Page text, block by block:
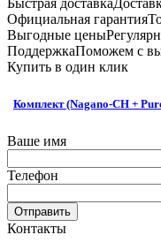
Быстрая доставка
Официальная гарантия
Выгодные цены
ПоддержкаПоможем с
Купить в один клик
Комплект (Nagano-CH +
Ваше имя
Телефон
Отправить
Контакты